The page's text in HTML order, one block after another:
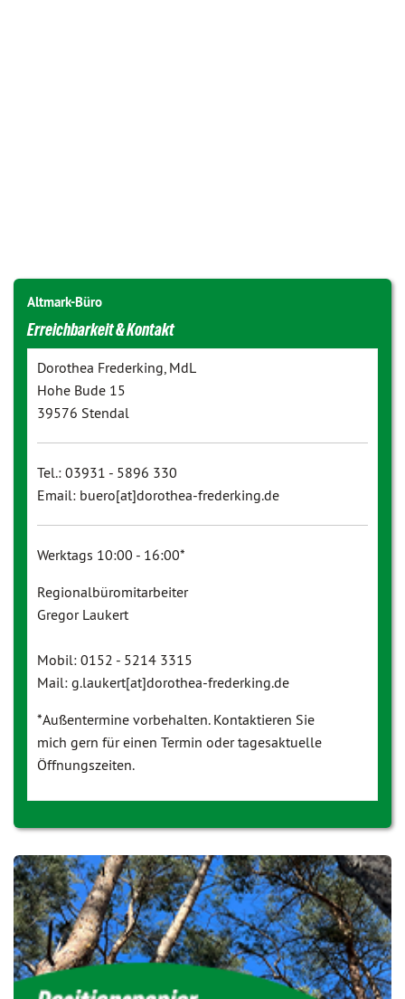
Altmark-Büro
Erreichbarkeit & Kontakt
Dorothea Frederking, MdL
Hohe Bude 15
39576 Stendal
Tel.: 03931 - 5896 330
Email: buero[at]dorothea-frederking.de
Werktags 10:00 - 16:00*
Regionalbüromitarbeiter
Gregor Laukert
Mobil: 0152 - 5214 3315
Mail: g.laukert[at]dorothea-frederking.de
*Außentermine vorbehalten. Kontaktieren Sie
mich gern für einen Termin oder tagesaktuelle
Öffnungszeiten.